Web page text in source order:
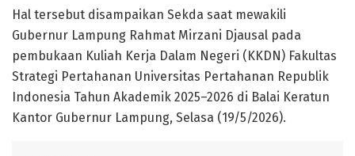
Hal tersebut disampaikan Sekda saat mewakili
Gubernur Lampung Rahmat Mirzani Djausal pada
pembukaan Kuliah Kerja Dalam Negeri (KKDN) Fakultas
Strategi Pertahanan Universitas Pertahanan Republik
Indonesia Tahun Akademik 2025–2026 di Balai Keratun
Kantor Gubernur Lampung, Selasa (19/5/2026).